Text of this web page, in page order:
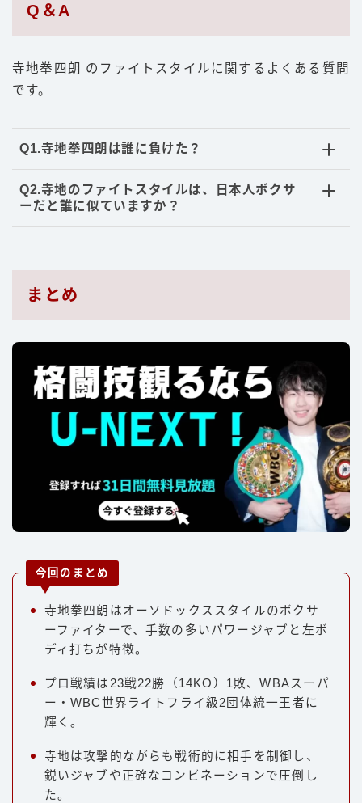
Q＆A
寺地拳四朗 のファイトスタイルに関するよくある質問
です。
Q1.寺地拳四朗は誰に負けた？
Q2.寺地のファイトスタイルは、日本人ボクサ
ーだと誰に似ていますか？
まとめ
今回のまとめ
寺地拳四朗はオーソドックススタイルのボクサ
ーファイターで、手数の多いパワージャブと左ボ
ディ打ちが特徴。
プロ戦績は23戦22勝（14KO）1敗、WBAスーパ
ー・WBC世界ライトフライ級2団体統一王者に
輝く。
寺地は攻撃的ながらも戦術的に相手を制御し、
鋭いジャブや正確なコンビネーションで圧倒し
た。